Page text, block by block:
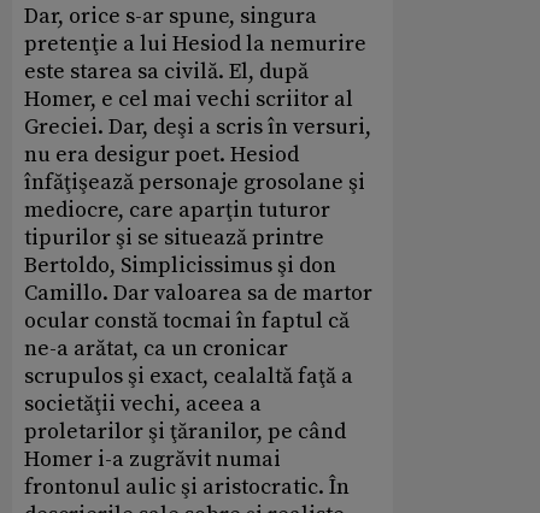
Dar, orice s-ar spune, singura
pretenţie a lui Hesiod la nemurire
este starea sa civilă. El, după
Homer, e cel mai vechi scriitor al
Greciei. Dar, deşi a scris în versuri,
nu era desigur poet. Hesiod
înfăţişează personaje grosolane şi
mediocre, care aparţin tuturor
tipurilor şi se situează printre
Bertoldo, Simplicissimus şi don
Camillo. Dar valoarea sa de martor
ocular constă tocmai în faptul că
ne-a arătat, ca un cronicar
scrupulos şi exact, cealaltă faţă a
societăţii vechi, aceea a
proletarilor şi ţăranilor, pe când
Homer i-a zugrăvit numai
frontonul aulic şi aristocratic. În